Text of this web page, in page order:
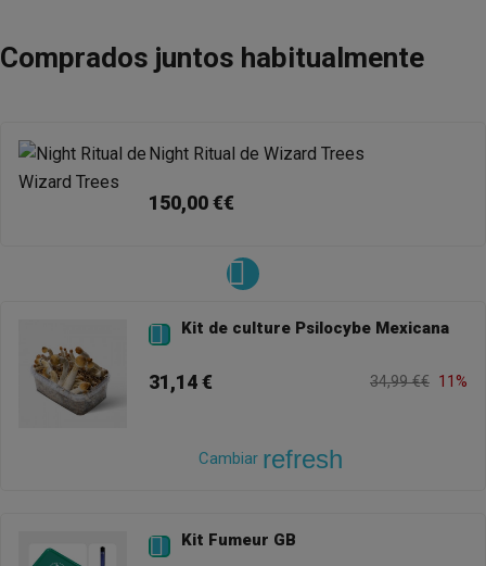
Comprados juntos habitualmente
Night Ritual de Wizard Trees
150,00 €€
 Kit de culture Psilocybe Mexicana
31,14 € 34,99 €€ 11%
Cambiar refresh
 Kit Fumeur GB